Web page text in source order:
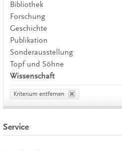
Bibliothek
Forschung
Geschichte
Publikation
Sonderausstellung
Topf und Söhne
Wissenschaft
Kriterium entfernen
Service